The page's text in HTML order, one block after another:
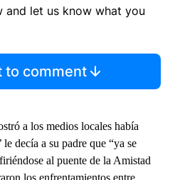
and let us know what you
to comment
a los medios locales había
le decía a su padre que “ya se
al puente de la Amistad